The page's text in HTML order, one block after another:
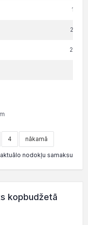
1
2
2
4 nākamā
nodokļu samaksu
kopbudžetā